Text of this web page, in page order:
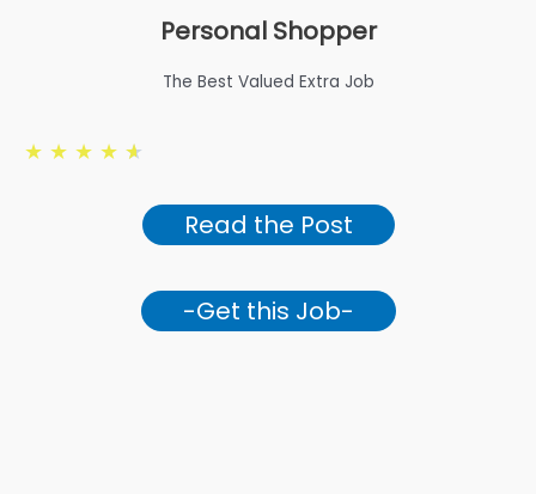
Personal Shopper
The Best Valued Extra Job
★ ★ ★ ★ ★
Read the Post
-Get this Job-